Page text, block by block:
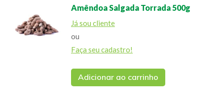
Amêndoa Salgada Torrada 500g
Já sou cliente
ou
Faça seu cadastro!
Adicionar ao carrinho